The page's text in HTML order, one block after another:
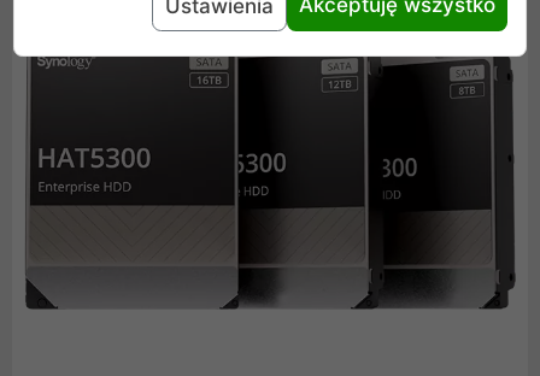
Ustawienia Akceptuję wszystko